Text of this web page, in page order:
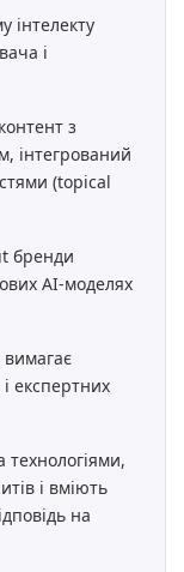
інтелекту
і
з
інтегрований
(topical
бренди
AI-моделях
вимагає
експертних
і вміють
на